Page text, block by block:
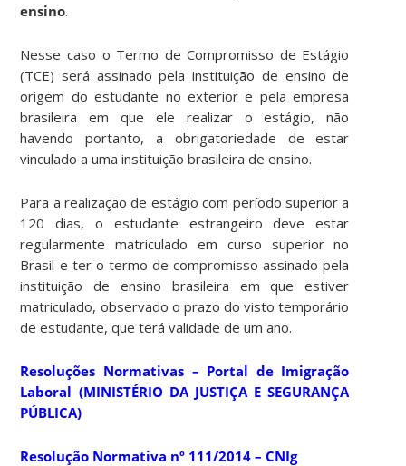
ensino.
Nesse caso o Termo de Compromisso de Estágio
(TCE) será assinado pela instituição de ensino de
origem do estudante no exterior e pela empresa
brasileira em que ele realizar o estágio, não
havendo portanto, a obrigatoriedade de estar
vinculado a uma instituição brasileira de ensino.
Para a realização de estágio com período superior a
120 dias, o estudante estrangeiro deve estar
regularmente matriculado em curso superior no
Brasil e ter o termo de compromisso assinado pela
instituição de ensino brasileira em que estiver
matriculado, observado o prazo do visto temporário
de estudante, que terá validade de um ano.
Resoluções Normativas – Portal de Imigração
Laboral (MINISTÉRIO DA JUSTIÇA E SEGURANÇA
PÚBLICA)
Resolução Normativa nº 111/2014 – CNIg